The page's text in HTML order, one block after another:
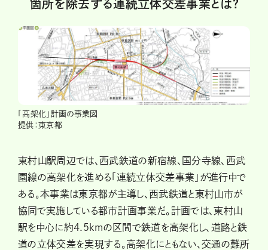
箇所を除去する連続立体交差事業とは?
「高架化」計画の事業図
提供：東京都
東村山駅周辺では、西武鉄道の新宿線、国分寺線、西武
園線の高架化を進める「連続立体交差事業」が進行中で
ある。本事業は東京都が主導し、西武鉄道と東村山市が
協同で実施している都市計画事業だ。計画では、東村山
駅を中心に約4.5kmの区間で鉄道を高架化し、道路と鉄
道の立体交差を実現する。高架化にともない、交通の難所